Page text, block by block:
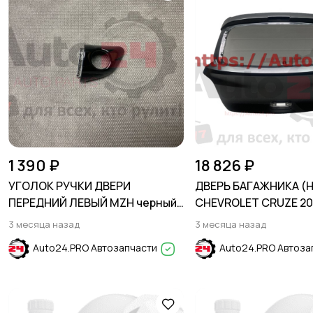
1 390 ₽
УГОЛОК РУЧКИ ДВЕРИ
ПЕРЕДНИЙ ЛЕВЫЙ MZH черный
HYUNDAI SOLARIS 2017-2024
3 месяца назад
Auto24.PRO Автозапчасти
18 826 ₽
ДВЕРЬ БАГАЖНИКА
CHEVROLET CRUZE
3 месяца назад
Auto24.PRO